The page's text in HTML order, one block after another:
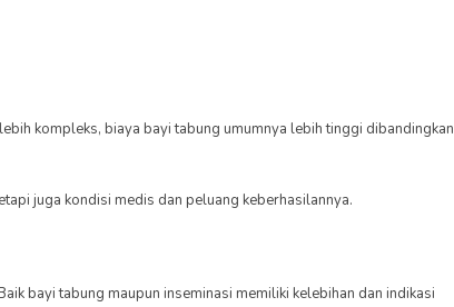
kompleks, biaya bayi tabung umumnya lebih tinggi dibandingkan
juga kondisi medis dan peluang keberhasilannya.
bayi tabung maupun inseminasi memiliki kelebihan dan indikasi